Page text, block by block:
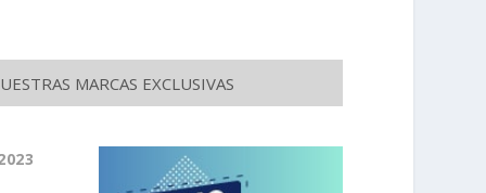
MARCAS EXCLUSIVAS